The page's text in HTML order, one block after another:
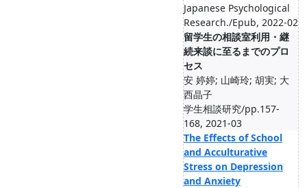
Japanese Psychological
Research./Epub, 2022-02
留学生の相談室利用・継
続来談に至るまでのプロ
セス
安 婷婷; 山崎玲; 胡実; 大
西晶子
学生相談研究/pp.157-
168, 2021-03
The Effects of School
and Acculturative
Stress on Depression
and Anxiety